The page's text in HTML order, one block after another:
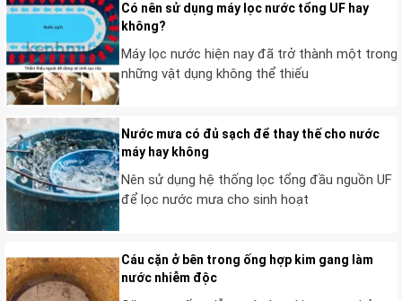
pháp điện phân ion với các sản phẩm sản sinh ion
từ điện từ trường, linh hoạt như
cứng tẩy cáu cặn canxi bằng phương pháp điện
phân ion
Có nên sử dụng máy lọc nước tổng UF hay
không?
Máy lọc nước hiện nay đã trở thành một trong
những vật dụng không thể thiếu
Nước mưa có đủ sạch để thay thế cho nước
máy hay không
Nên sử dụng hệ thống lọc tổng đầu nguồn UF
để lọc nước mưa cho sinh hoạt
Cáu cặn ở bên trong ống hợp kim gang làm
nước nhiễm độc